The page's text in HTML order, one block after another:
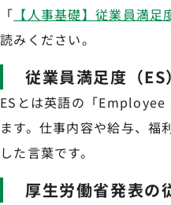
「 【人事基礎】従業員満
読みください。
従業員満足度（ES
ESとは英語の「
ます。仕事内容や給与、福
した言葉です。
厚生労働省発表の